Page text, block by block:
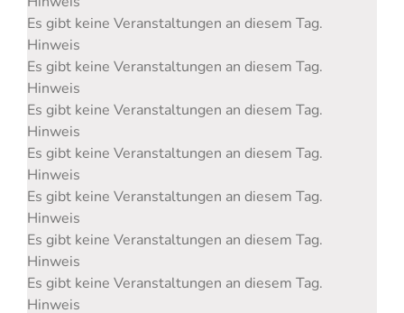
Es gibt keine Veranstaltungen an diesem Tag.
Hinweis
Es gibt keine Veranstaltungen an diesem Tag.
Hinweis
Es gibt keine Veranstaltungen an diesem Tag.
Hinweis
Es gibt keine Veranstaltungen an diesem Tag.
Hinweis
Es gibt keine Veranstaltungen an diesem Tag.
Hinweis
Es gibt keine Veranstaltungen an diesem Tag.
Hinweis
Es gibt keine Veranstaltungen an diesem Tag.
Hinweis